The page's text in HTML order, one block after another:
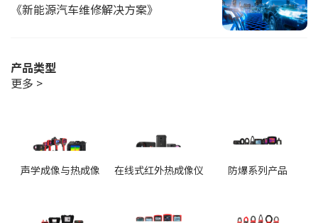
《新能源汽车维修解决方案》
产品类型
更多 >
声学成像与热成像 在线式红外热成像仪 防爆系列产品